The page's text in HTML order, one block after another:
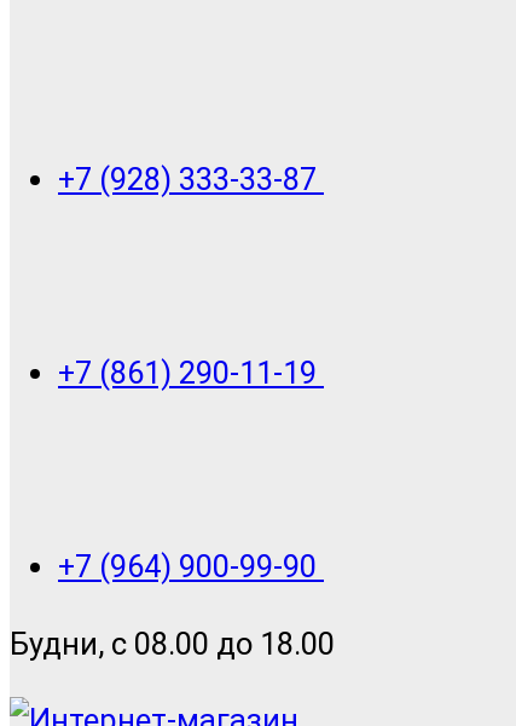
+7 (928) 333-33-87
+7 (861) 290-11-19
+7 (964) 900-99-90
Будни, с 08.00 до 18.00